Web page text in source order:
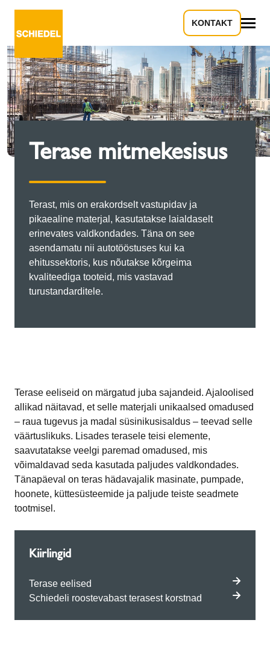
KONTAKT
Terase mitmekesisus
Terast, mis on erakordselt vastupidav ja
pikaealine materjal, kasutatakse laialdaselt
erinevates valdkondades. Täna on see
asendamatu nii autotööstuses kui ka
ehitussektoris, kus nõutakse kõrgeima
kvaliteediga tooteid, mis vastavad
turustandarditele.
Terase eeliseid on märgatud juba sajandeid. Ajaloolised
allikad näitavad, et selle materjali unikaalsed omadused
– raua tugevus ja madal süsinikusisaldus – teevad selle
väärtuslikuks. Lisades terasele teisi elemente,
saavutatakse veelgi paremad omadused, mis
võimaldavad seda kasutada paljudes valdkondades.
Tänapäeval on teras hädavajalik masinate, pumpade,
hoonete, küttesüsteemide ja paljude teiste seadmete
tootmisel.
Kiirlingid
Terase eelised
Schiedeli roostevabast terasest korstnad